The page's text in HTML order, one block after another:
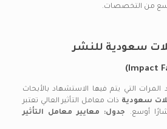
من التخصصات.
سعودية للنشر
التي يتم فيها الاستشهاد بالأبحاث
سعودية ذات معامل التأثير العالي تعتبر
أوسع.
جدول: معايير معامل التأثير